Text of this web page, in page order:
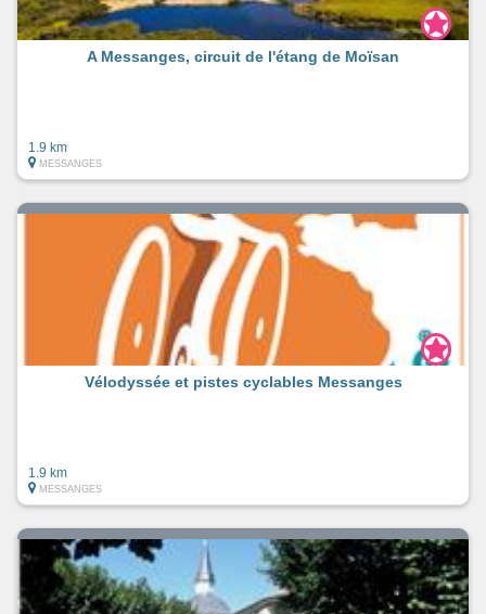
A Messanges, circuit de l'étang de Moïsan
1.9 km
MESSANGES
Vélodyssée et pistes cyclables Messanges
1.9 km
MESSANGES